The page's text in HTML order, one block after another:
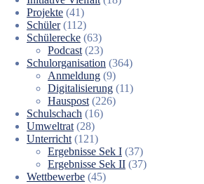
Projekte (41)
Schüler(112)
Schülerecke (63)
Podcast (23)
Schulorganisation (364)
Anmeldung (9)
Digitalisierung (11)
Hauspost (226)
Schulschach (16)
Umweltrat (28)
Unterricht (121)
Ergebnisse Sek I (37)
Ergebnisse Sek II (37)
Wettbewerbe (45)